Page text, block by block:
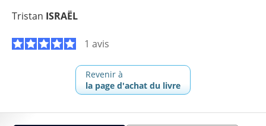
Tristan ISRAËL
1 avis
Revenir à
la page d'achat du livre